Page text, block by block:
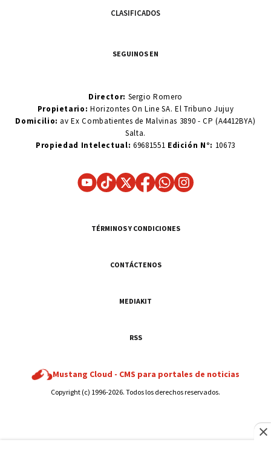
CLASIFICADOS
SEGUINOS EN
Director: Sergio Romero
Propietario:Horizontes On Line SA. El Tribuno Jujuy
Domicilio: av Ex Combatientes de Malvinas 3890 - CP (A4412BYA)
Salta.
Propiedad Intelectual: 69681551 Edición N°: 10673
TÉRMINOS Y CONDICIONES
CONTÁCTENOS
MEDIAKIT
RSS
Mustang Cloud - CMS para portales de noticias
Copyright (c) 1996-2026. Todos los derechos reservados.